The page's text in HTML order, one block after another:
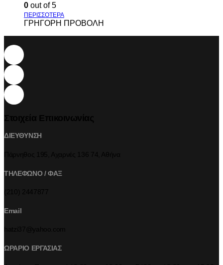
0 out of 5
ΓΡΗΓΟΡΗ ΠΡΟΒΟΛΗ
ΔΙΕΥΘΥΝΣΗ
ΤΗΛΕΦΩΝΟ / ΦΑΞ
Email
ΩΡΑΡΙΟ ΕΡΓΑΣΙΑΣ